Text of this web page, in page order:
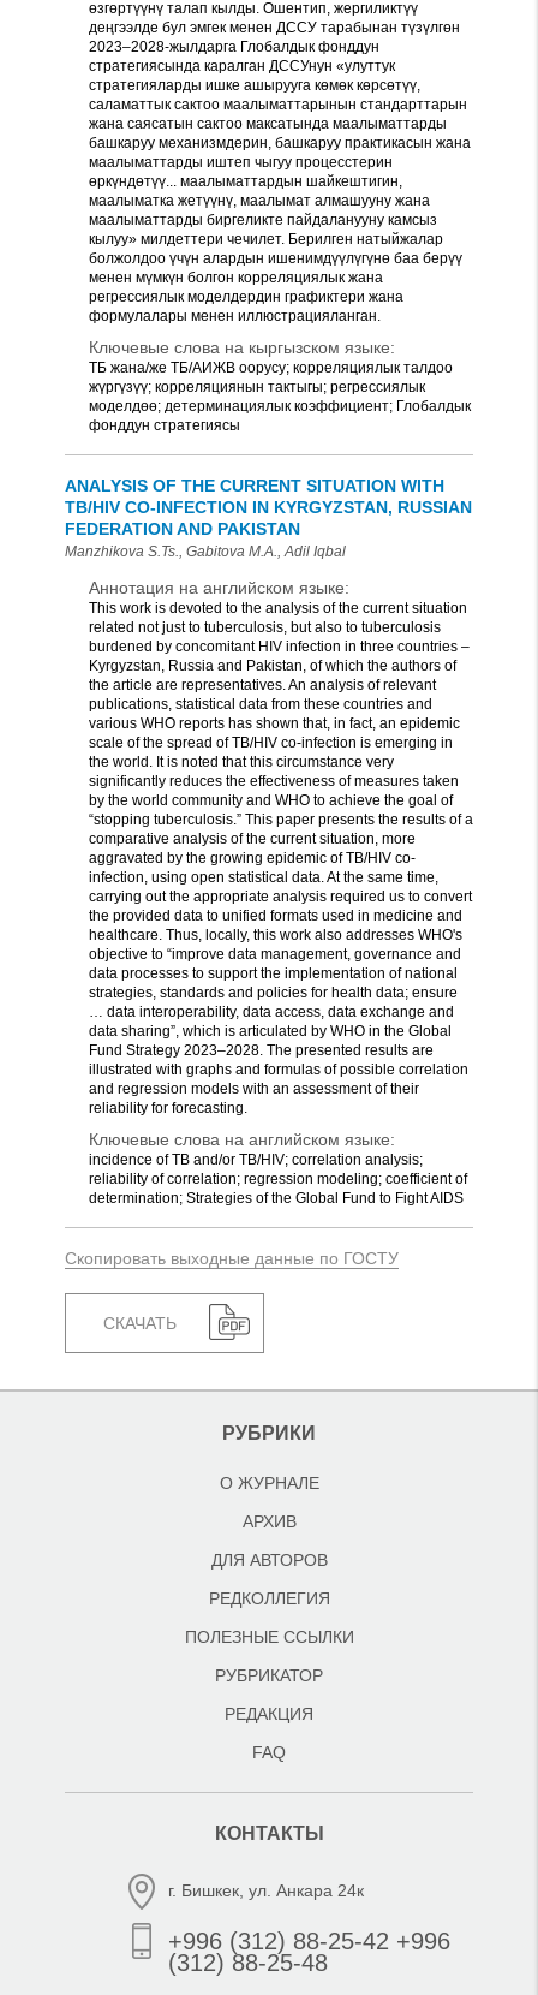
өзгөртүүнү талап кылды. Ошентип, жергиликтүү
деңгээлде бул эмгек менен ДССУ тарабынан түзүлгөн
2023–2028-жылдарга Глобалдык фонддун
стратегиясында каралган ДССУнун «улуттук
стратегияларды ишке ашырууга көмөк көрсөтүү,
саламаттык сактоо маалыматтарынын стандарттарын
жана саясатын сактоо максатында маалыматтарды
башкаруу механизмдерин, башкаруу практикасын жана
маалыматтарды иштеп чыгуу процесстерин
өркүндөтүү... маалыматтардын шайкештигин,
маалыматка жетүүнү, маалымат алмашууну жана
маалыматтарды биргеликте пайдаланууну камсыз
кылуу» милдеттери чечилет. Берилген натыйжалар
болжолдоо үчүн алардын ишенимдүүлүгүнө баа берүү
менен мүмкүн болгон корреляциялык жана
регрессиялык моделдердин графиктери жана
формулалары менен иллюстрацияланган.
Ключевые слова на кыргызском языке:
ТБ жана/же ТБ/АИЖВ оорусу; корреляциялык талдоо
жүргүзүү; корреляциянын тактыгы; регрессиялык
моделдөө; детерминациялык коэффициент; Глобалдык
фонддун стратегиясы
ANALYSIS OF THE CURRENT SITUATION WITH
TB/HIV CO-INFECTION IN KYRGYZSTAN, RUSSIAN
FEDERATION AND PAKISTAN
Manzhikova S.Ts., Gabitova M.A., Adil Iqbal
Аннотация на английском языке:
This work is devoted to the analysis of the current situation
related not just to tuberculosis, but also to tuberculosis
burdened by concomitant HIV infection in three countries –
Kyrgyzstan, Russia and Pakistan, of which the authors of
the article are representatives. An analysis of relevant
publications, statistical data from these countries and
various WHO reports has shown that, in fact, an epidemic
scale of the spread of TB/HIV co-infection is emerging in
the world. It is noted that this circumstance very
significantly reduces the effectiveness of measures taken
by the world community and WHO to achieve the goal of
“stopping tuberculosis.” This paper presents the results of a
comparative analysis of the current situation, more
aggravated by the growing epidemic of TB/HIV co-
infection, using open statistical data. At the same time,
carrying out the appropriate analysis required us to convert
the provided data to unified formats used in medicine and
healthcare. Thus, locally, this work also addresses WHO's
objective to “improve data management, governance and
data processes to support the implementation of national
strategies, standards and policies for health data; ensure
… data interoperability, data access, data exchange and
data sharing”, which is articulated by WHO in the Global
Fund Strategy 2023–2028. The presented results are
illustrated with graphs and formulas of possible correlation
and regression models with an assessment of their
reliability for forecasting.
Ключевые слова на английском языке:
incidence of TB and/or TB/HIV; correlation analysis;
reliability of correlation; regression modeling; coefficient of
determination; Strategies of the Global Fund to Fight AIDS
Скопировать выходные данные по ГОСТУ
СКАЧАТЬ
РУБРИКИ
О ЖУРНАЛЕ
АРХИВ
ДЛЯ АВТОРОВ
РЕДКОЛЛЕГИЯ
ПОЛЕЗНЫЕ ССЫЛКИ
РУБРИКАТОР
РЕДАКЦИЯ
FAQ
КОНТАКТЫ
г. Бишкек, ул. Анкара 24к
+996 (312) 88-25-42 +996
(312) 88-25-48